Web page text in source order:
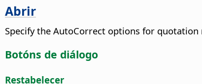
Abrir
Specify the AutoCorrect options for
Botóns de diálogo
Restabelecer